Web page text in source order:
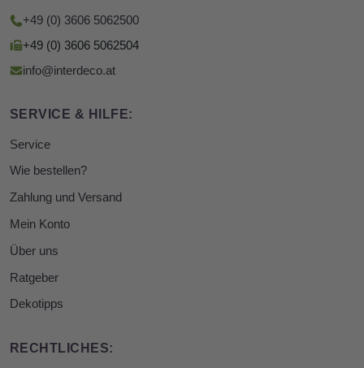
+49 (0) 3606 5062500
+49 (0) 3606 5062504
info@interdeco.at
SERVICE & HILFE:
Service
Wie bestellen?
Zahlung und Versand
Mein Konto
Über uns
Ratgeber
Dekotipps
RECHTLICHES: